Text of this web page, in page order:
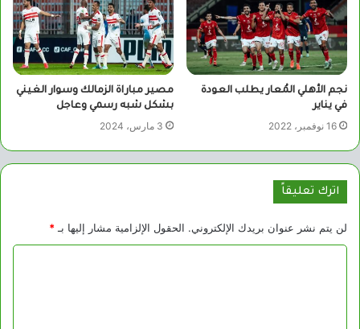
نجم الأهلي المُعار يطلب العودة
في يناير
16 نوفمبر، 2022
مصير مباراة الزمالك وسوار الغيني
بشكل شبه رسمي وعاجل
3 مارس، 2024
اترك تعليقاً
لن يتم نشر عنوان بريدك الإلكتروني. الحقول الإلزامية مشار إليها بـ *